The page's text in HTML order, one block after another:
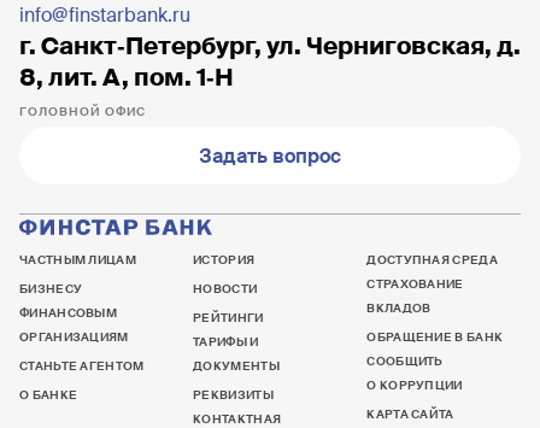
info@finstarbank.ru
г. Санкт‐Петербург, ул. Черниговская, д.
8, лит. А, пом. 1‐Н
ГОЛОВНОЙ ОФИС
Задать вопрос
ЧАСТНЫМ ЛИЦАМ
БИЗНЕСУ
ФИНАНСОВЫМ
ОРГАНИЗАЦИЯМ
СТАНЬТЕ АГЕНТОМ
О БАНКЕ
ИСТОРИЯ
НОВОСТИ
РЕЙТИНГИ
ТАРИФЫ И
ДОКУМЕНТЫ
РЕКВИЗИТЫ
КОНТАКТНАЯ
ДОСТУПНАЯ СРЕДА
СТРАХОВАНИЕ
ВКЛАДОВ
ОБРАЩЕНИЕ В БАНК
СООБЩИТЬ
О КОРРУПЦИИ
КАРТА САЙТА